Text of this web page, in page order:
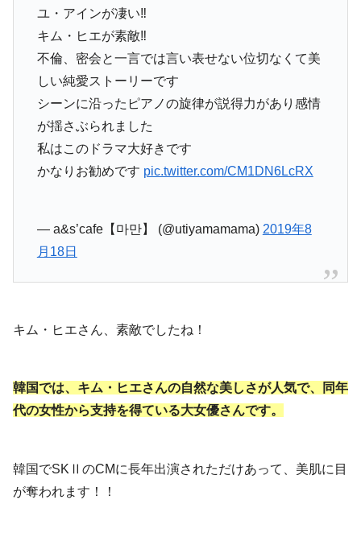
ユ・アインが凄い‼︎
キム・ヒエが素敵‼︎
不倫、密会と一言では言い表せない位切なくて美
しい純愛ストーリーです
シーンに沿ったピアノの旋律が説得力があり感情
が揺さぶられました
私はこのドラマ大好きです
かなりお勧めです pic.twitter.com/CM1DN6LcRX
— a&s’cafe【마만】 (@utiyamamama) 2019年8
月18日
キム・ヒエさん、素敵でしたね！
韓国では、キム・ヒエさんの自然な美しさが人気で、同年
代の女性から支持を得ている大女優さんです。
韓国でSKⅡのCMに長年出演されただけあって、美肌に目
が奪われます！！